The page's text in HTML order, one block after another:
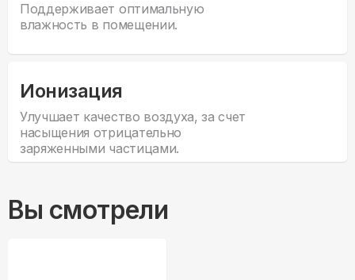
Поддерживает оптимальную
влажность в помещении.
Ионизация
Улучшает качество воздуха, за счет
насыщения отрицательно
заряженными частицами.
Вы смотрели